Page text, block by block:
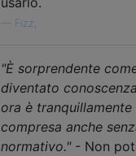
Fizz,
"È sorprendente
diventato
ora è
compresa anche
normativo." - Non